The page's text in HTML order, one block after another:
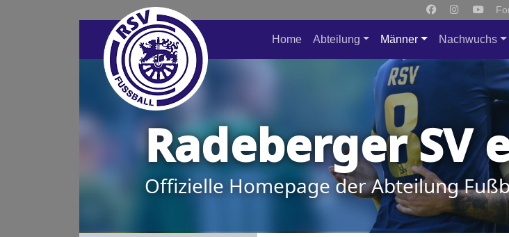
Home Abteilung Männer Nachwuchs
Radeberger SV
Offizielle Homepage der Abteilung